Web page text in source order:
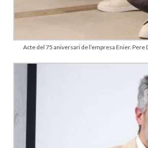
Acte del 75 aniversari de l’empresa Enier. Pere